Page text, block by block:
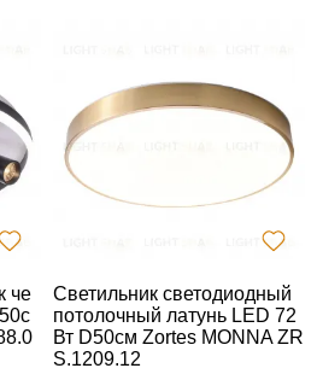
че
Светильник светодиодный
потолочный латунь LED 72
Вт D50см Zortes MONNA ZR
S.1209.12